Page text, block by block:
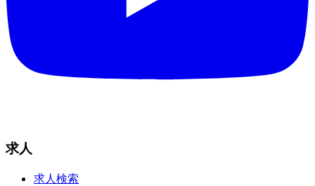
求人
求人検索